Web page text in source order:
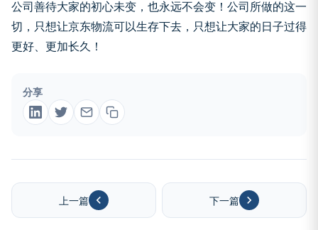
公司善待大家的初心未变，也永远不会变！公司所做的这一
切，只想让京东物流可以生存下去，只想让大家的日子过得
更好、更加长久！
分享
上一篇 下一篇